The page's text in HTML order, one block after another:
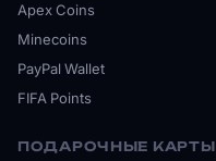
Apex Coins
Minecoins
PayPal Wallet
FIFA Points
ПОДАРОЧНЫЕ КАРТЫ